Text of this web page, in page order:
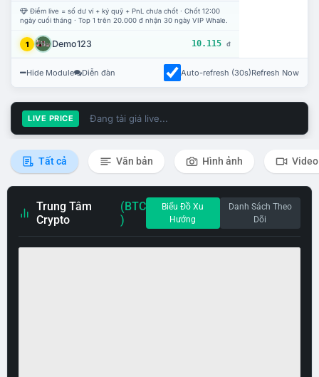
Điểm live = số dư ví + ký quỹ + PnL chưa chốt · Chốt 12:00
ngày cuối tháng · Top 1 trên 20.000 đ nhận 30 ngày VIP Whale.
1 Demo123 10.115 đ
Hide Module Diễn đàn Auto-refresh (30s)Refresh Now
LIVE PRICE Đang tải giá live...
Tất cả Văn bản Hình ảnh Video
Trung Tâm
Crypto
(BTC
)
Biểu Đồ Xu
Hướng
Danh Sách Theo
Dõi